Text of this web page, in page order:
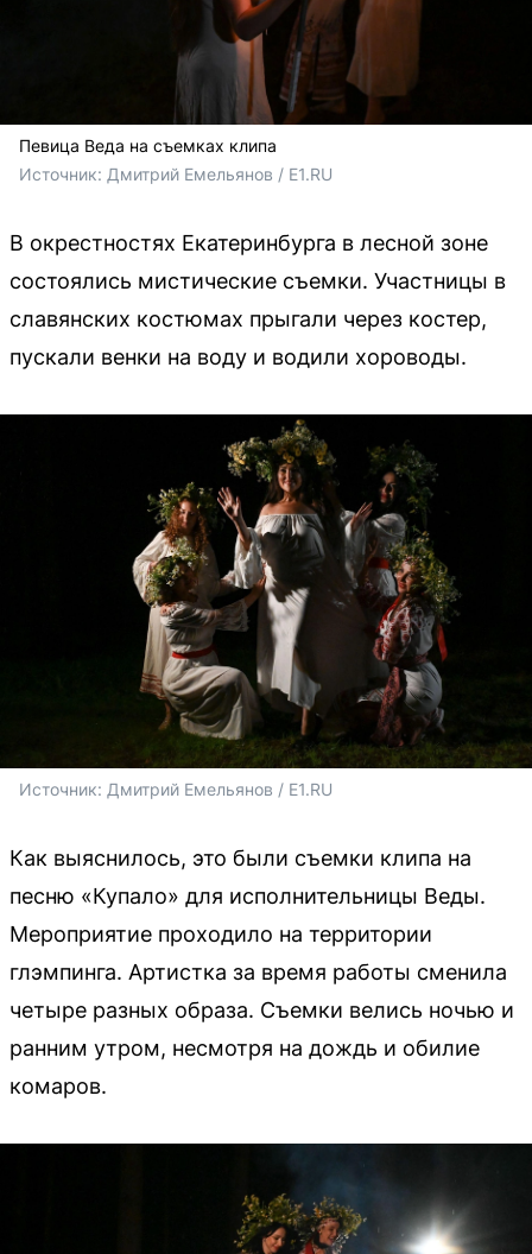
Певица Веда на съемках клипа
Источник: Дмитрий Емельянов / E1.RU
В окрестностях Екатеринбурга в лесной зоне
состоялись мистические съемки. Участницы в
славянских костюмах прыгали через костер,
пускали венки на воду и водили хороводы.
Источник: Дмитрий Емельянов / E1.RU
Как выяснилось, это были съемки клипа на
песню «Купало» для исполнительницы Веды.
Мероприятие проходило на территории
глэмпинга. Артистка за время работы сменила
четыре разных образа. Съемки велись ночью и
ранним утром, несмотря на дождь и обилие
комаров.